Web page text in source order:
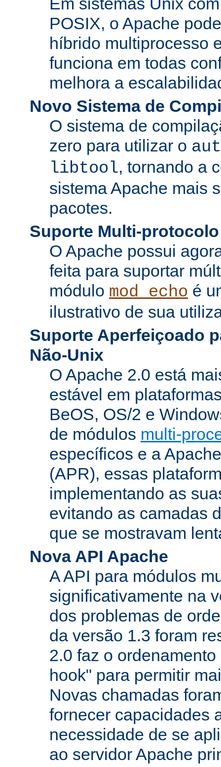
POSIX, o Apache
híbrido multiprocesso
funciona em todas
melhora a
Novo Sistema de
O sistema de
zero para utilizar o
libtool, tornando a
sistema Apache mais
pacotes.
Suporte Multi-protocolo
O Apache possui
feita para suportar
módulo mod_echo é
ilustrativo de sua
Suporte Aperfeiçoado
Não-Unix
O Apache 2.0 está
estável em
BeOS, OS/2 e
de módulos multi-
específicos e a
(APR), essas
implementando as
evitando as camadas
que se mostravam
Nova API Apache
A API para módulos
significativamente na
dos problemas de
da versão 1.3 foram
2.0 faz o
hook" para permitir
Novas chamadas
fornecer capacidades
necessidade de se
ao servidor Apache